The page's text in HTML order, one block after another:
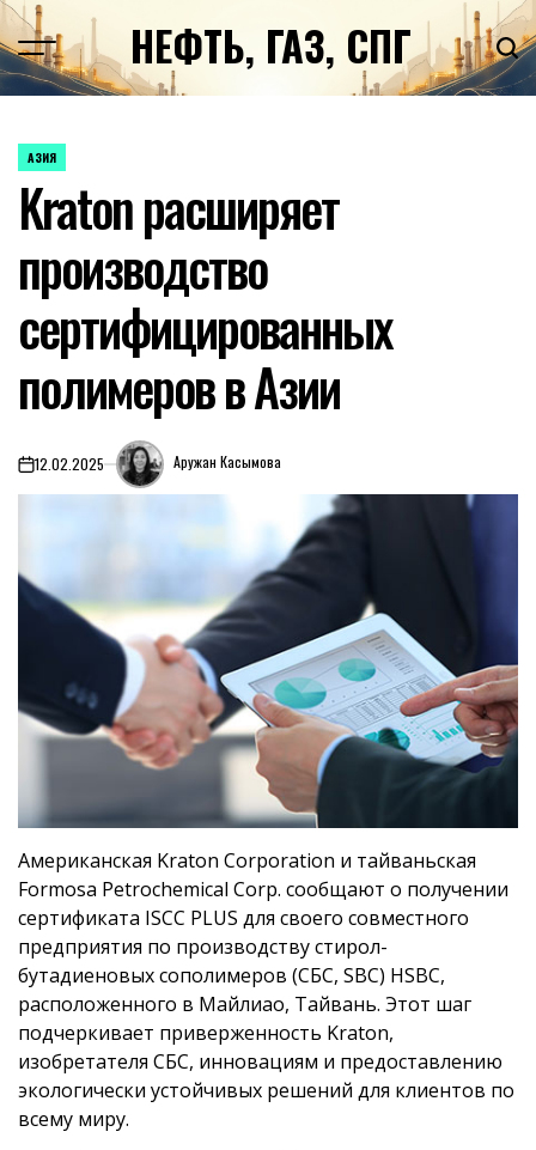
Перейти
к
содержимомуНЕФТЬ, ГАЗ, СПГ
ОПУБЛИКОВАНО
АЗИЯ
Kraton расширяет
производство
сертифицированных
полимеров в Азии
on12.02.2025 Аружан Касымова
Американская Kraton Corporation и тайваньская
Formosa Petrochemical Corp. сообщают о получении
сертификата ISCC PLUS для своего совместного
предприятия по производству стирол-
бутадиеновых сополимеров (СБС, SBC) HSBC,
расположенного в Майлиао, Тайвань. Этот шаг
подчеркивает приверженность Kraton,
изобретателя СБС, инновациям и предоставлению
экологически устойчивых решений для клиентов по
всему миру.